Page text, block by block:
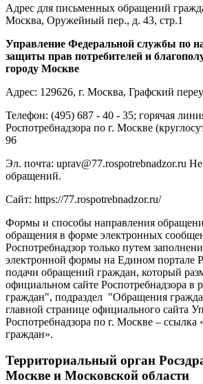
Адрес для письменных обращений
Москва, Оружейный пер., д. 43, стр.1
Управление Федеральной службы по
защиты прав потребителей и
городу Москве
Адрес: 129626, г. Москва, Графский
Телефон: (495) 687 - 40 - 35; горячая
Роспотребнадзора по г. Москве
96
Эл. почта: uprav@77.rospotrebnadzor.ru
обращений.
Сайт: https://77.rospotrebnadzor.ru/
Формы и способы направления
обращения в форме электронных
Роспотребнадзор только путем
электронной формы на Едином портале
подачи обращений граждан, который
официальном сайте Роспотребнадзора в
граждан", подраздел "Обращения
главной странице официального сайта
Роспотребнадзора по г. Москве –
граждан».
Территориальный орган
Москве и Московской области